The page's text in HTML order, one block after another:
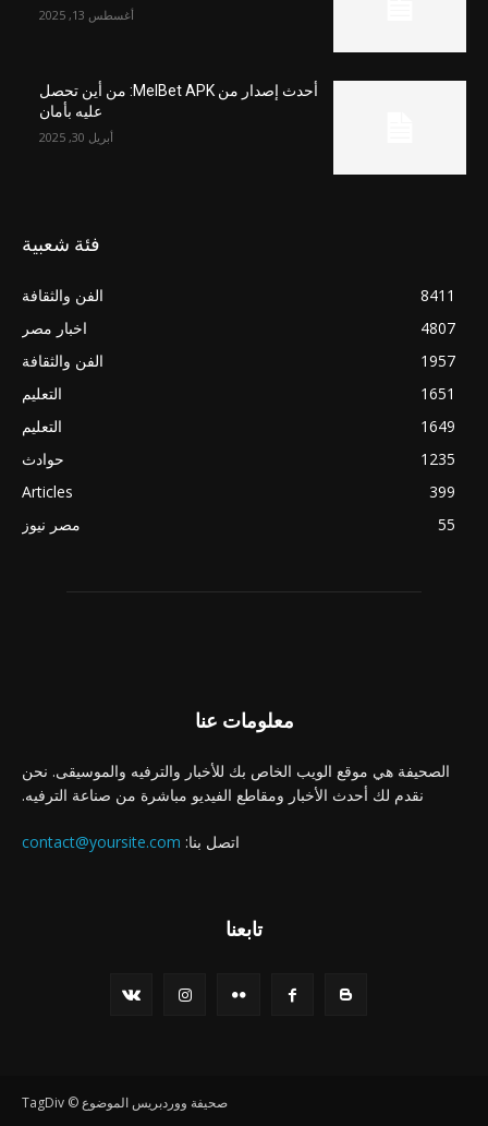
أغسطس 13, 2025
أحدث إصدار من MelBet APK: من أين تحصل
عليه بأمان
أبريل 30, 2025
فئة شعبية
الفن والثقافة
8411
اخبار مصر
4807
الفن والثقافة
1957
التعليم
1651
التعليم
1649
حوادث
1235
Articles
399
مصر نيوز
55
معلومات عنا
الصحيفة هي موقع الويب الخاص بك للأخبار والترفيه والموسيقى. نحن
نقدم لك أحدث الأخبار ومقاطع الفيديو مباشرة من صناعة الترفيه.
اتصل بنا: contact@yoursite.com
تابعنا
صحيفة ووردبريس الموضوع © TagDiv